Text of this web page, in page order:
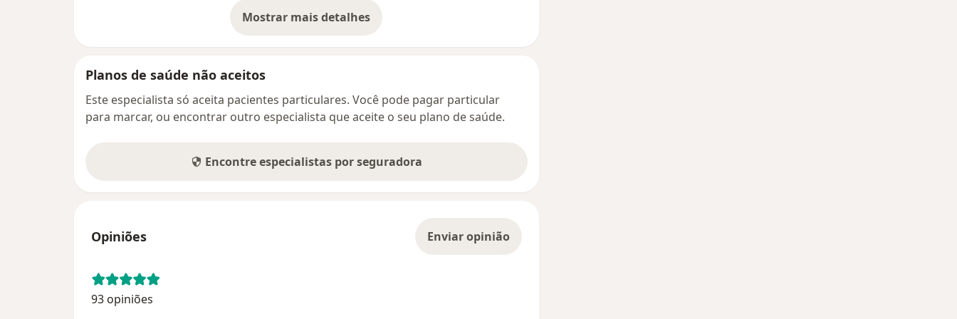
Mostrar mais detalhes
sobre o endereço
Planos de saúde não aceitos
Este especialista só aceita pacientes particulares. Você pode pagar particular
para marcar, ou encontrar outro especialista que aceite o seu plano de saúde.
Encontre especialistas por seguradora
Opiniões Enviar opinião
93 opiniões